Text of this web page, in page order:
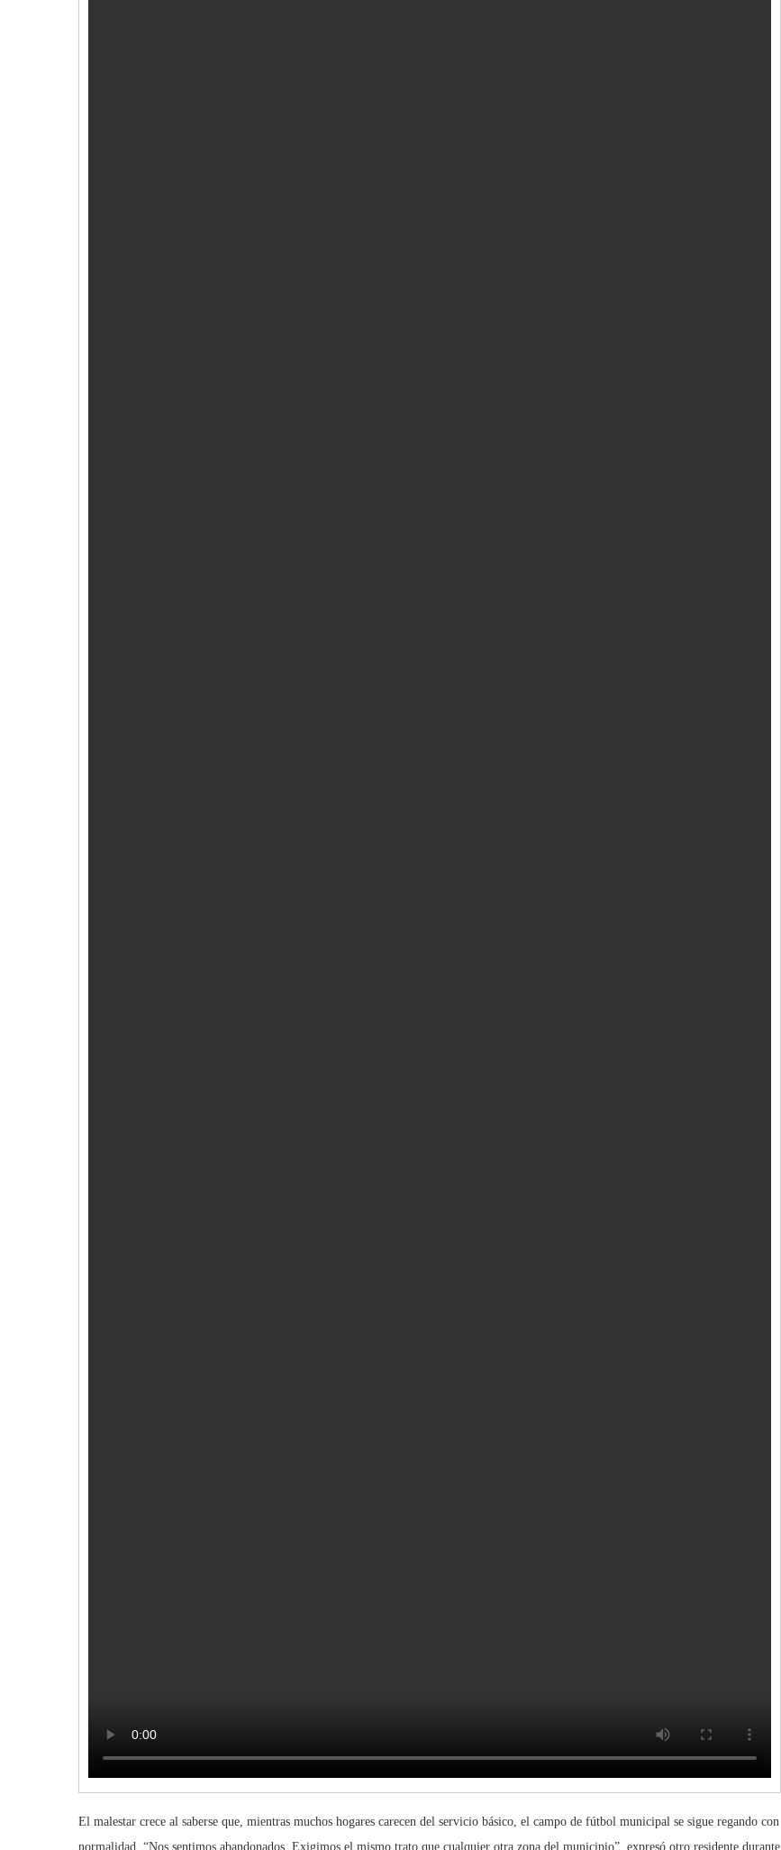
El malestar crece al saberse que, mientras muchos hogares carecen del servicio básico, el campo de fútbol municipal se sigue regando con
normalidad. “Nos sentimos abandonados. Exigimos el mismo trato que cualquier otra zona del municipio”, expresó otro residente durante